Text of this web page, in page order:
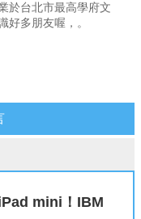
於台北市最高學府文
好多朋友喔，。
mini！IBM